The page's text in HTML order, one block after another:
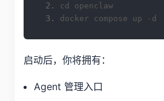
cd openclaw
docker compose up
- d
启动后，你将拥有：
Agent 管理入口